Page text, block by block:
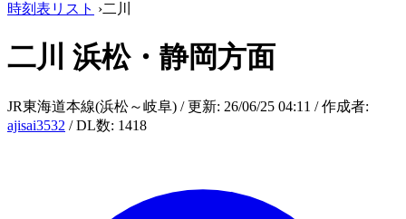
時刻表リスト ›二川
二川 浜松・静岡方面
JR東海道本線(浜松～岐阜) / 更新: 26/06/25 04:11 / 作成者:
ajisai3532 / DL数: 1418